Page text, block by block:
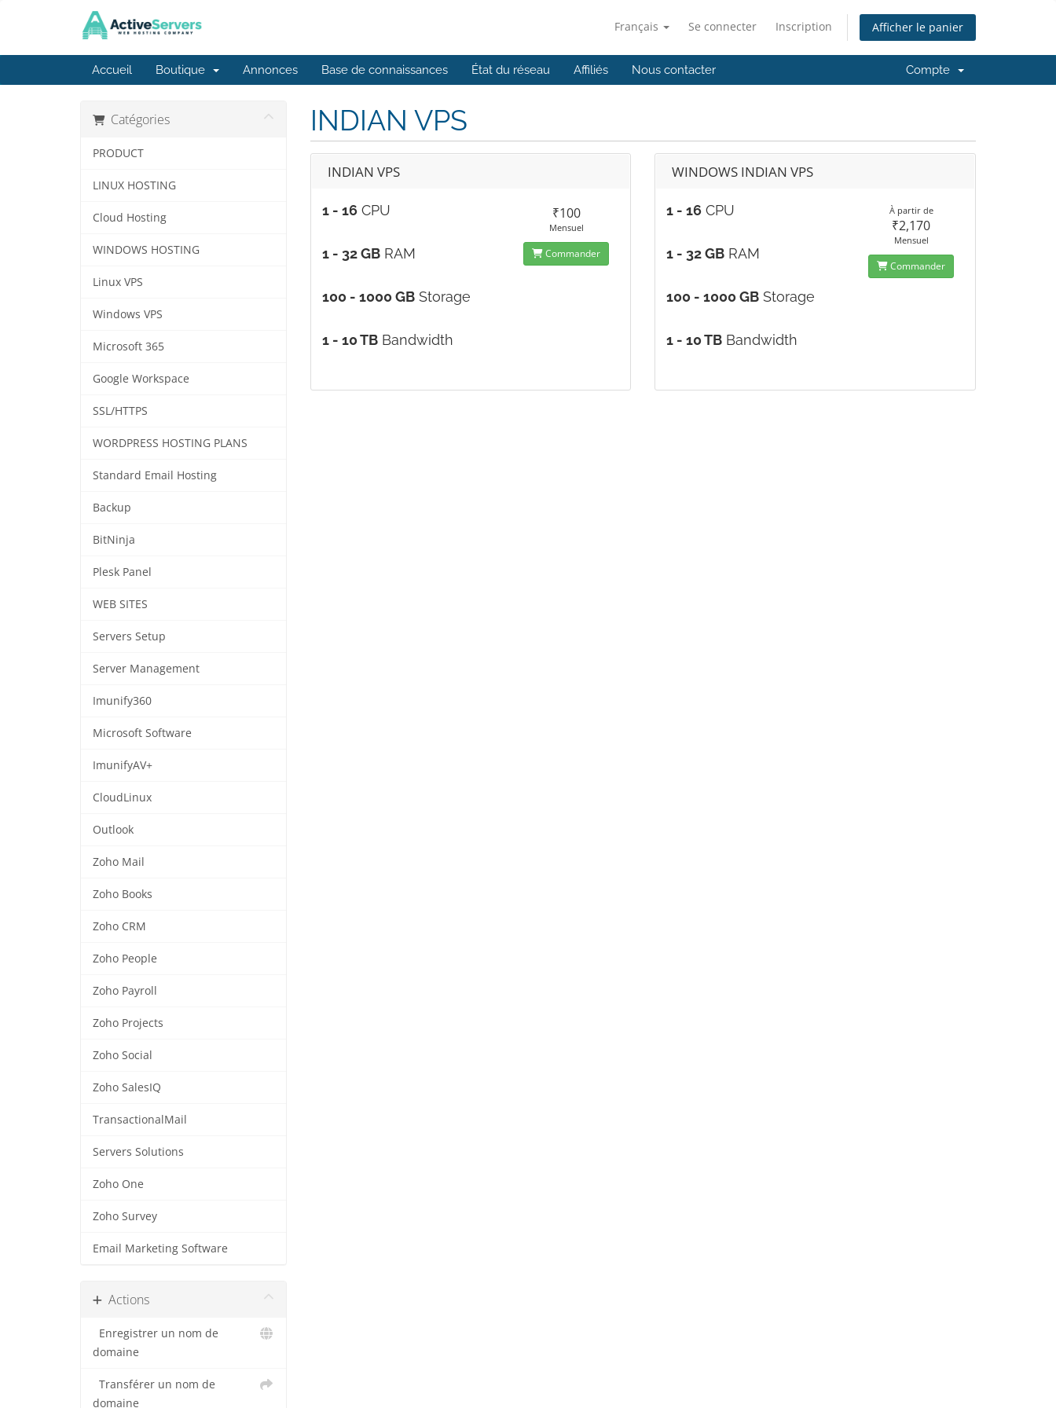
Français Se connecter Inscription Afficher le panier
Accueil Boutique Annonces Base de connaissances État du réseau Affiliés Nous contacter Compte
Catégories
PRODUCT
LINUX HOSTING
Cloud Hosting
WINDOWS HOSTING
Linux VPS
Windows VPS
Microsoft 365
Google Workspace
SSL/HTTPS
WORDPRESS HOSTING PLANS
Standard Email Hosting
Backup
BitNinja
Plesk Panel
WEB SITES
Servers Setup
Server Management
Imunify360
Microsoft Software
ImunifyAV+
CloudLinux
Outlook
Zoho Mail
Zoho Books
Zoho CRM
Zoho People
Zoho Payroll
Zoho Projects
Zoho Social
Zoho SalesIQ
TransactionalMail
Servers Solutions
Zoho One
Zoho Survey
Email Marketing Software
Actions
Enregistrer un nom de
domaine
Transférer un nom de
domaine
INDIAN VPS
INDIAN VPS
1 - 16CPU
1 - 32 GBRAM
100 - 1000 GBStorage
1 - 10 TBBandwidth
₹100
Mensuel
Commander
WINDOWS INDIAN VPS
1 - 16 CPU
1 - 32 GB RAM
100 - 1000 GB Storage
1 - 10 TB Bandwidth
À partir de
₹2,170
Mensuel
Commander